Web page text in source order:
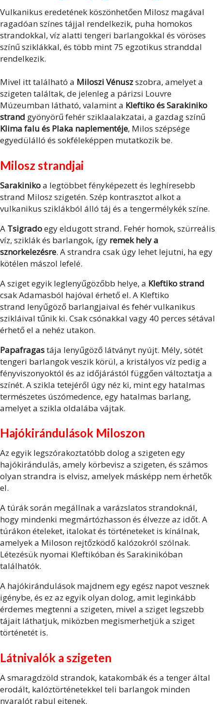
Vulkanikus eredetének köszönhetően Milosz magával
ragadóan színes tájjal rendelkezik, puha homokos
strandokkal, víz alatti tengeri barlangokkal és vöröses
színű sziklákkal, és több mint 75 egzotikus stranddal
rendelkezik.
Mivel itt található a Miloszi Vénuszszobra, amelyet a
szigeten találtak, de jelenleg a párizsi Louvre
Múzeumban látható, valamint a Kleftiko és Sarakiniko
strand gyönyörű fehér sziklaalakzatai, a gazdag színű
Klima falu és Plaka naplementéje, Milos szépsége
egyedülálló és sokféleképpen mutatkozik be.
Milosz strandjai
Sarakinikoa legtöbbet fényképezett és leghíresebb
strand Milosz szigetén. Szép kontrasztot alkot a
vulkanikus sziklákból álló táj és a tengermélykék színe.
A Tsigradoegy eldugott strand. Fehér homok, szürreális
víz, sziklák és barlangok, így remek hely a
sznorkelezésre. A strandra csak úgy lehet lejutni, ha egy
kötélen mászol lefelé.
A sziget egyik leglenyűgözőbb helye, a Kleftiko strand
csak Adamasból hajóval érhető el. A Kleftiko
strand lenyűgöző barlangjaival és fehér vulkanikus
szikláival tűnik ki. Csak csónakkal vagy 40 perces sétával
érhető el a nehéz utakon.
Papafragastája lenyűgöző látványt nyújt. Mély, sötét
tengeri barlangok veszik körül, a kristályos víz pedig a
fényviszonyoktól és az időjárástól függően változtatja a
színét. A szikla tetejéről úgy néz ki, mint egy hatalmas
természetes úszómedence, egy hatalmas barlang,
amelyet a szikla oldalába vájtak.
Hajókirándulások Miloszon
Az egyik legszórakoztatóbb dolog a szigeten egy
hajókirándulás, amely körbevisz a szigeten, és számos
olyan strandra is elvisz, amelyek másképp nem érhetők
el.
A túrák során megállnak a varázslatos strandoknál,
hogy mindenki megmártózhasson és élvezze az időt. A
túrákon ételeket, italokat és történeteket is kínálnak,
amelyek a Miloson rejtőzködő kalózokról szólnak.
Létezésük nyomai Kleftikóban és Sarakinikóban
találhatók.
A hajókirándulások majdnem egy egész napot vesznek
igénybe, és ez az egyik olyan dolog, amit leginkább
érdemes megtenni a szigeten, mivel a sziget legszebb
tájait láthatjuk, miközben megismerhetjük a sziget
történetét is.
Látnivalók a szigeten
A smaragdzöld strandok, katakombák és a tenger által
erodált, kalóztörténetekkel teli barlangok minden
nyaralót rabul ejtenek.